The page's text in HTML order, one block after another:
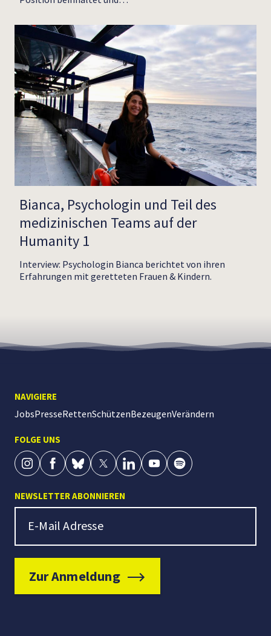
Bianca, Psychologin und Teil des
medizinischen Teams auf der
Humanity 1
Interview: Psychologin Bianca berichtet von ihren
Erfahrungen mit geretteten Frauen & Kindern.
NAVIGIERE
JobsPresseRettenSchützenBezeugenVerändern
FOLGE UNS
NEWSLETTER ABONNIEREN
Newsletter Signup
E-Mail Adresse
Zur Anmeldung